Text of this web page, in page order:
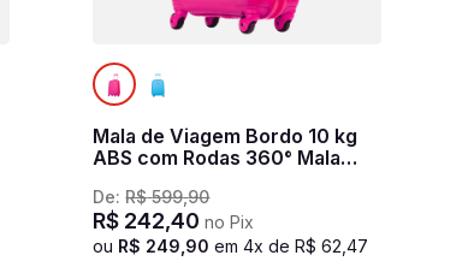
Mala de Viagem Bordo 10 kg
ABS com Rodas 360° Mala
De:R$ 599,90
R$ 242,40 no Pix
ou R$ 249 90 em4x deR$ 62 ,47